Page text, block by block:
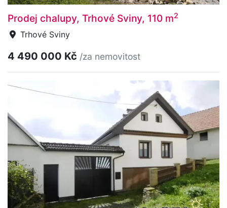
Prodej chalupy, Trhové Sviny, 110 m2
Trhové Sviny
4 490 000 Kč /za nemovitost